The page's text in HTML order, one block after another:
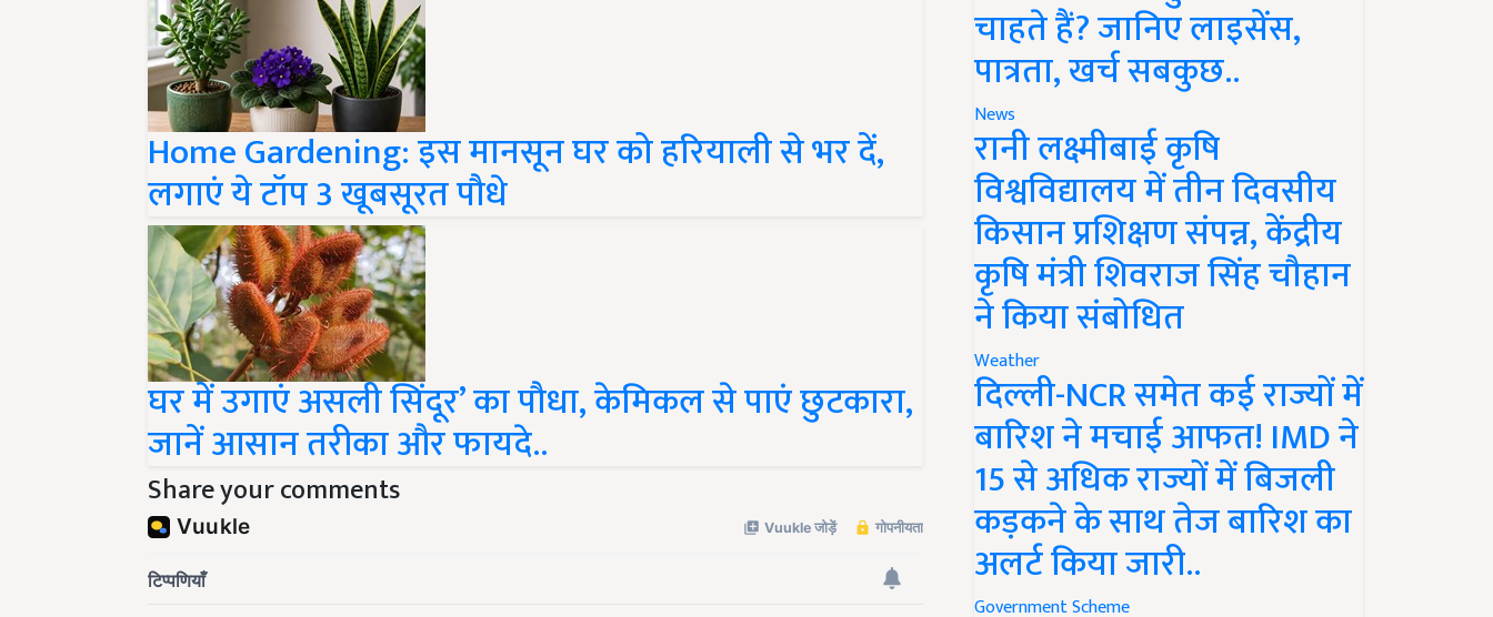
Home Gardening: इस मानसून घर को हरियाली से भर दें,
लगाएं ये टॉप 3 खूबसूरत पौधे
घर में उगाएं असली सिंदूर’ का पौधा, केमिकल से पाएं छुटकारा,
जानें आसान तरीका और फायदे..
Share your comments
चाहते हैं? जानिए लाइसेंस,
पात्रता, खर्च सबकुछ..
News
रानी लक्ष्मीबाई कृषि
विश्वविद्यालय में तीन दिवसीय
किसान प्रशिक्षण संपन्न, केंद्रीय
कृषि मंत्री शिवराज सिंह चौहान
ने किया संबोधित
Weather
दिल्ली-NCR समेत कई राज्यों में
बारिश ने मचाई आफत! IMD ने
15 से अधिक राज्यों में बिजली
कड़कने के साथ तेज बारिश का
अलर्ट किया जारी..
Government Scheme